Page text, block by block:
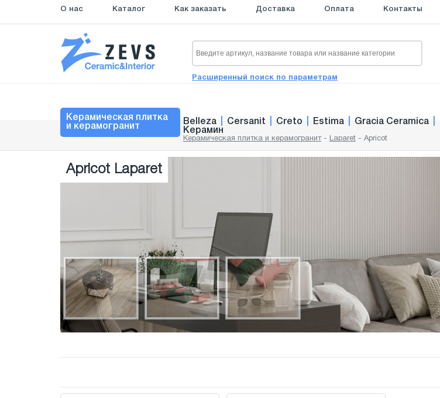
О нас Каталог Как заказать Доставка Оплата Контакты
Расширенный поиск по параметрам
Керамическая плитка
и керамогранит
Belleza Cersanit Creto Estima Gracia Ceramica
Керамин
Керамическая плитка и керамогранит - Laparet - Apricot
Apricot Laparet